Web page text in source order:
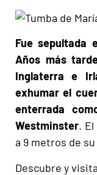
Fue sepultada
Años más
Inglaterra e
exhumar el
enterrada
Westminster.
a 9 metros de
Descubre y